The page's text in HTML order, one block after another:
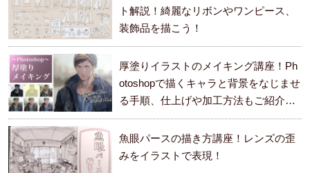
ト解説！綺麗なリボンやワンピース、
装飾品を描こう！
厚塗りイラストのメイキング講座！Ph
otoshopで描くキャラと背景をなじませ
る手順、仕上げや加工方法もご紹介し
ます。
魚眼パースの描き方講座！レンズの歪
みをイラストで表現！